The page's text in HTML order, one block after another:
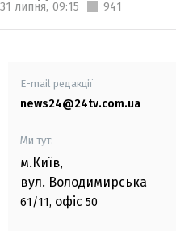
31 липня, 09:15 941
E-mail редакції
news24@24tv.com.ua
Ми тут:
м.Київ,
вул. Володимирська
61/11, офіс 50